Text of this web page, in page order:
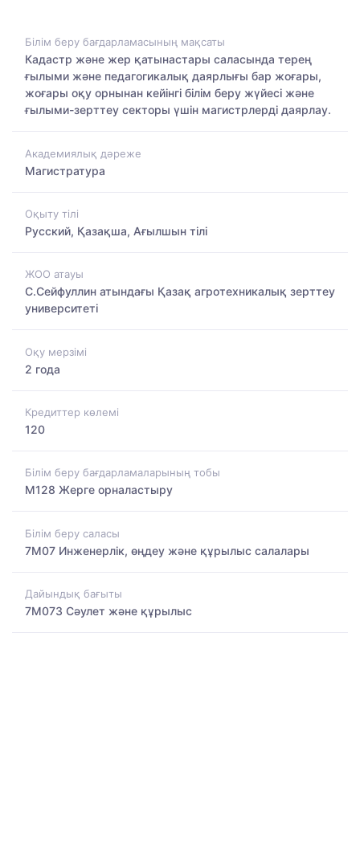
Білім беру бағдарламасының мақсаты
Кадастр және жер қатынастары саласында терең
ғылыми және педагогикалық даярлығы бар жоғары,
жоғары оқу орнынан кейінгі білім беру жүйесі және
ғылыми-зерттеу секторы үшін магистрлерді даярлау.
Академиялық дәреже
Магистратура
Оқыту тілі
Русский, Қазақша, Ағылшын тілі
ЖОО атауы
С.Сейфуллин атындағы Қазақ агротехникалық зерттеу
университеті
Оқу мерзімі
2 года
Кредиттер көлемі
120
Білім беру бағдарламаларының тобы
M128 Жерге орналастыру
Білім беру саласы
7M07 Инженерлік, өңдеу және құрылыс салалары
Дайындық бағыты
7M073 Сәулет және құрылыс